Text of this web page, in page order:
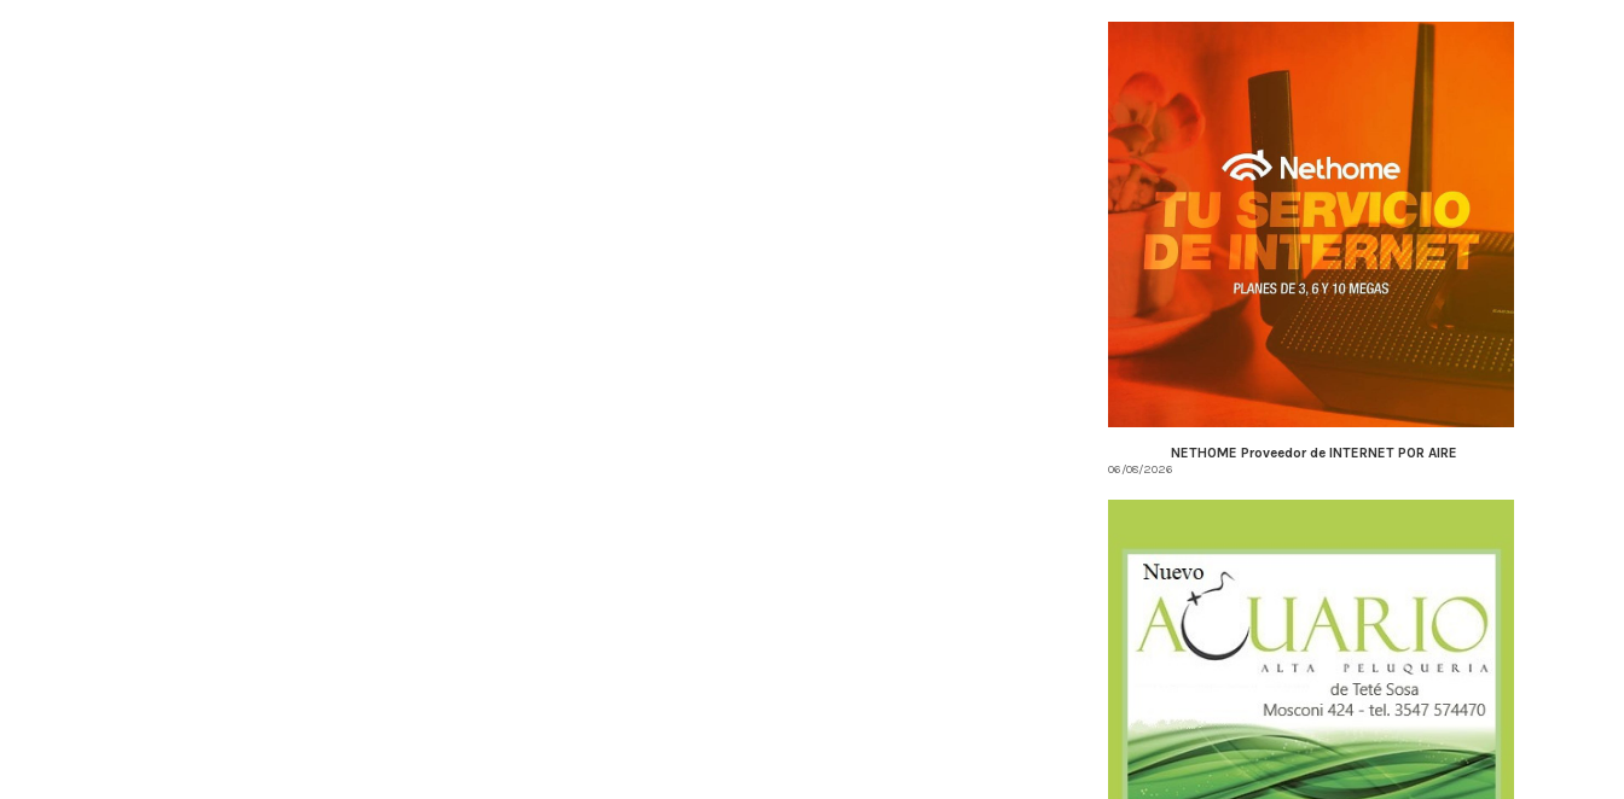
NETHOME Proveedor de INTERNET POR AIRE
06/08/2026